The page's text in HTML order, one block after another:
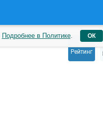
0
Рейтинг
Подробнее в Политике. ОК